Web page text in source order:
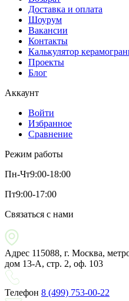
Доставка и оплата
Шоурум
Вакансии
Контакты
Калькулятор
Проекты
Блог
Аккаунт
Войти
Избранное
Сравнение
Режим работы
Пн-Чт9:00-18:00
Пт9:00-17:00
Связаться с нами
Адрес 115088, г. Москва,
дом 13-А, стр. 2, оф. 103
Телефон 8 (499) 753-00-22